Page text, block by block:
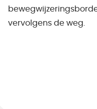
vervolgens de weg.